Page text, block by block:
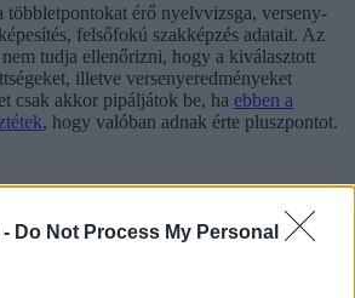
Do Not Process My Personal
többletpontokat érő nyelvvizsga, verseny-
felsőfokú szakképzés adatait. Az
tudja ellenőrizni, hogy a kiválasztott
illetve versenyeredményeket
csak akkor pipáljátok be, ha ebben a
, hogy valóban adnak érte pluszpontot.
tudja kiszámolni azokat a pontokat, amiket
szabályok alapján katonai szolgálatért